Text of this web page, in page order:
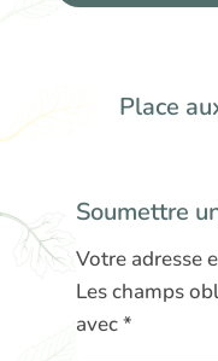
Place
Soumettre
Votre adresse
Les champs
avec*